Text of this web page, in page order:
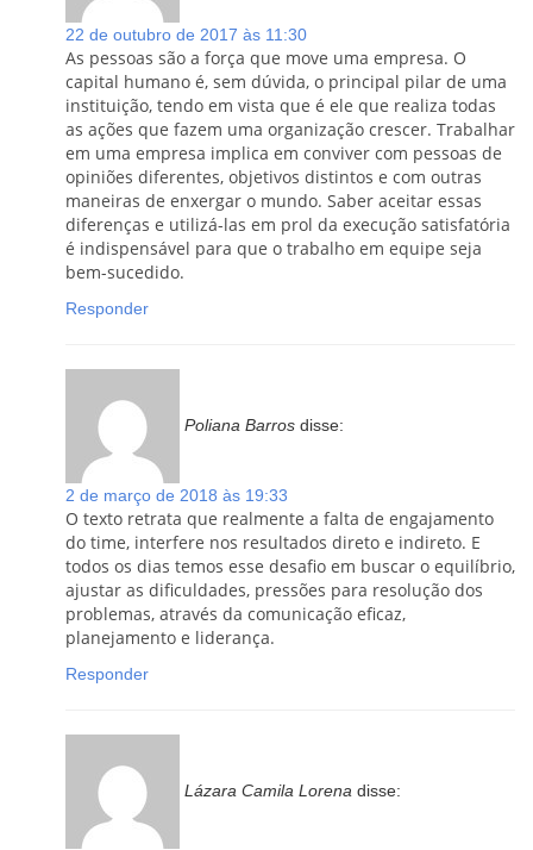
22 de outubro de 2017 às 11:30
As pessoas são a força que move uma empresa. O
capital humano é, sem dúvida, o principal pilar de uma
instituição, tendo em vista que é ele que realiza todas
as ações que fazem uma organização crescer. Trabalhar
em uma empresa implica em conviver com pessoas de
opiniões diferentes, objetivos distintos e com outras
maneiras de enxergar o mundo. Saber aceitar essas
diferenças e utilizá-las em prol da execução satisfatória
é indispensável para que o trabalho em equipe seja
bem-sucedido.
Responder
Poliana Barros disse:
2 de março de 2018 às 19:33
O texto retrata que realmente a falta de engajamento
do time, interfere nos resultados direto e indireto. E
todos os dias temos esse desafio em buscar o equilíbrio,
ajustar as dificuldades, pressões para resolução dos
problemas, através da comunicação eficaz,
planejamento e liderança.
Responder
Lázara Camila Lorena disse: